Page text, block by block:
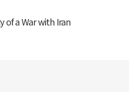
of a War with Iran